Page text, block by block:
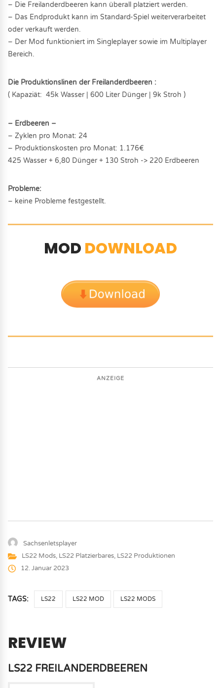
– Die Freilanderdbeeren kann überall platziert werden.
– Das Endprodukt kann im Standard-Spiel weiterverarbeitet
oder verkauft werden.
– Der Mod funktioniert im Singleplayer sowie im Multiplayer
Bereich.
Die Produktionslinen der Freilanderdbeeren :
( Kapaziät: 45k Wasser | 600 Liter Dünger | 9k Stroh )
– Erdbeeren –
– Zyklen pro Monat: 24
– Produktionskosten pro Monat: 1.176€
425 Wasser + 6,80 Dünger + 130 Stroh -> 220 Erdbeeren
Probleme:
– keine Probleme festgestellt.
MOD DOWNLOAD
ANZEIGE
Sachsenletsplayer
LS22 Mods, LS22 Platzierbares, LS22 Produktionen
12. Januar 2023
TAGS: LS22 LS22 MOD LS22 MODS
REVIEW
LS22 FREILANDERDBEEREN